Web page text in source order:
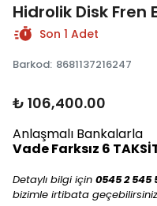
Hidrolik Disk Fren
Son 1 Adet
Barkod: 8681137216247
₺ 106,400.00
Anlaşmalı Bankalarla
Vade Farksız 6
Detaylı bilgi için 0545 2 545
bizimle irtibata